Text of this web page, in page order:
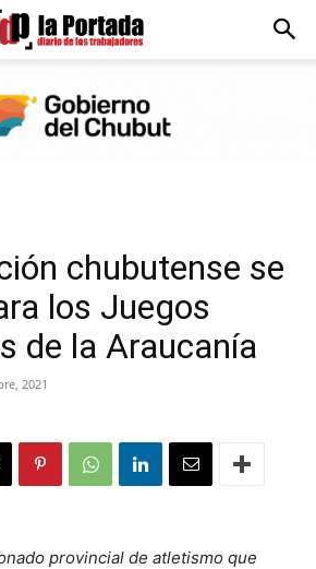
chubutense se
los Juegos
de la Araucanía
2021
provincial de atletismo que